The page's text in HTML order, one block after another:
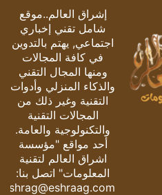
إشراق العالم..موقع
شامل تقني إخباري
اجتماعي, يهتم بالتدوين
في كافة المجالات
ومنها المجال التقني
والذكاء المنزلي وأدوات
التقنية وغير ذلك من
المجالات التقنية
والتكنولوجية والعامة.
أحد مواقع "مؤسسة
اشراق العالم لتقنية
المعلومات" اتصل بنا:
eshrag@eshraag.com